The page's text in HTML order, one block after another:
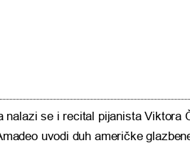
nalazi se i recital pijanista Viktora
uvodi duh američke